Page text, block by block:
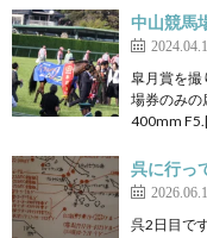
中山競馬
皐月賞を撮
場券のみの
400mm
呉に行っ
呉2日目で